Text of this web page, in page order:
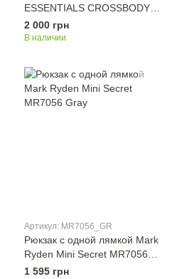
ESSENTIALS CROSSBODY
1L черный Уни 20,5x12,5x5
см
2 000 грн
В наличии
Артикул: MR7056_GR
Рюкзак с одной лямкой Mark
Ryden Mini Secret MR7056
Gray
1 595 грн